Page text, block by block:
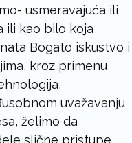
usmeravajuća ili
ili kao bilo koja
Bogato iskustvo i
kroz primenu
uvažavanju
želimo da